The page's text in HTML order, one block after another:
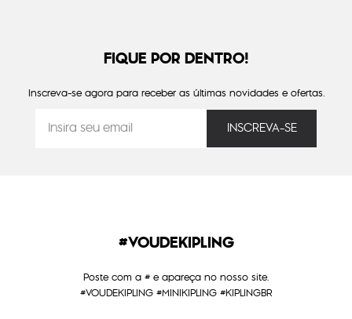
FIQUE POR DENTRO!
Inscreva-se agora para receber as últimas novidades e ofertas.
#VOUDEKIPLING
Poste com a # e apareça no nosso site.
#VOUDEKIPLING #MINIKIPLING #KIPLINGBR